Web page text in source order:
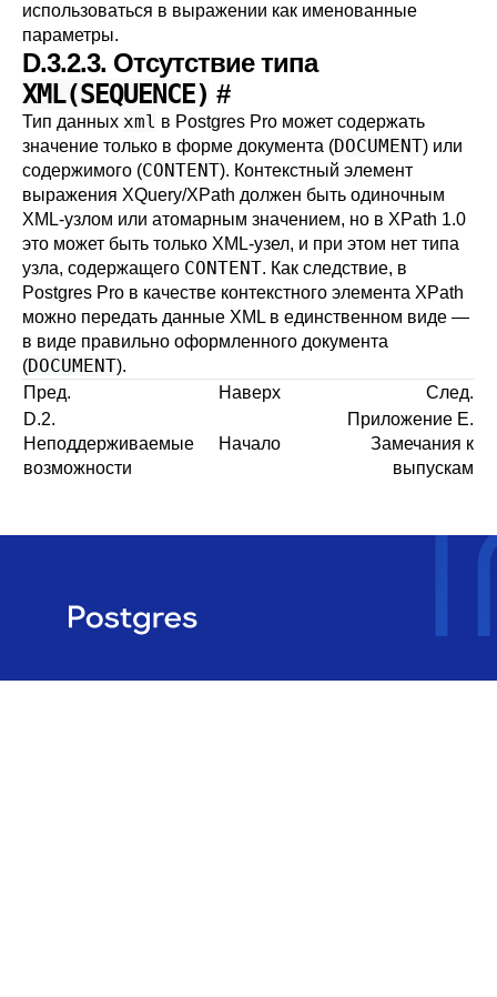
использоваться в выражении как именованные
параметры.
D.3.2.3. Отсутствие типа
XML(SEQUENCE) #
Тип данных xml в Postgres Pro может содержать
значение только в форме документа (DOCUMENT) или
содержимого (CONTENT). Контекстный элемент
выражения XQuery/XPath должен быть одиночным
XML-узлом или атомарным значением, но в XPath 1.0
это может быть только XML-узел, и при этом нет типа
узла, содержащего CONTENT. Как следствие, в
Postgres Pro в качестве контекстного элемента XPath
можно передать данные XML в единственном виде —
в виде правильно оформленного документа
(DOCUMENT).
Пред.
Наверх
След.
D.2.
Неподдерживаемые
возможности
Начало
Приложение E.
Замечания к
выпускам